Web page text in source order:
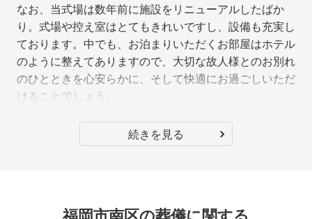
なお、当式場は数年前に施設をリニューアルしたばか
り。式場や控え室はとてもきれいですし、設備も充実し
ております。中でも、お泊まりいただくお部屋はホテル
のように整えてありますので、大切な故人様とのお別れ
のひとときを心安らかに、そして快適にお過ごしいただ
けることでしょう。
続きを見る